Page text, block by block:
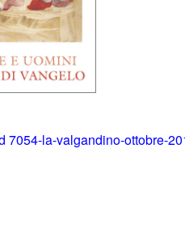
7054-la-valgandino-ottobre-